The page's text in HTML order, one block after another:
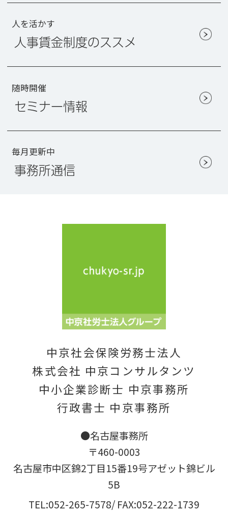
人を活かす
人事賃金制度のススメ
随時開催
セミナー情報
毎月更新中
事務所通信
中京社会保険労務士法人
株式会社 中京コンサルタンツ
中小企業診断士 中京事務所
行政書士 中京事務所
●名古屋事務所
〒460-0003
名古屋市中区錦2丁目15番19号アゼット錦ビル
5B
TEL:052-265-7578/ FAX:052-222-1739